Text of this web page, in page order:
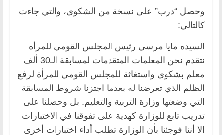
وحصل “درب” على نسخة من الشكوى، والتي جاءت
كالتالي:
السيدة مايا مرسي رئيس المجلس القومي للمرأة
نتقدم نحن المعلمات المتقدمات لمسابقة الـ30 ألف
معلم بشكوى واستغاثة للمجلس القومي للمرأة لرفع
الظلم الذي تعرضنا له بعدما اجتزنا شروط المسابقة
التي وضعتها وزارة التربية والتعليم. بل وحصلنا على
تدريب تابع للوزارة كهدية على تفوقنا في الاختبارات
الا أننا فوجئنا بأن الوزارة تطلب أداء اختبارات أخرى